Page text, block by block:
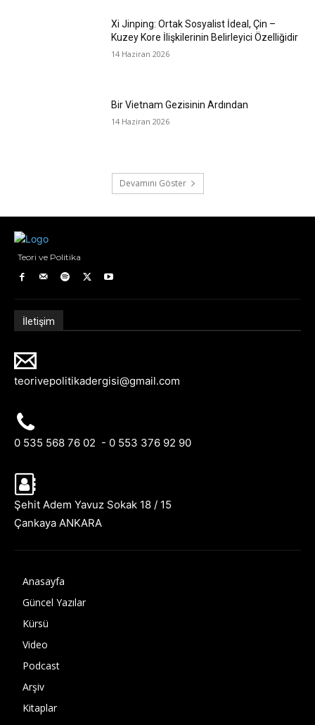
Xi Jinping: Ortak Sosyalist İdeal, Çin –
Kuzey Kore İlişkilerinin Belirleyici Özelliğidir
14 Haziran 2026
Bir Vietnam Gezisinin Ardından
14 Haziran 2026
Devamını Göster
Teori ve Politika
İletişim
teorivepolitikadergisi@gmail.com
0 535 568 76 02 - 0 553 376 92 90
Şehit Adem Yavuz Sokak 18 / 15
Çankaya ANKARA
Anasayfa
Güncel Yazılar
Kürsü
Video
Podcast
Arşiv
Kitaplar